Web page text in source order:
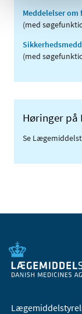
Meddelelser
(med
(med
Høringer på
Se